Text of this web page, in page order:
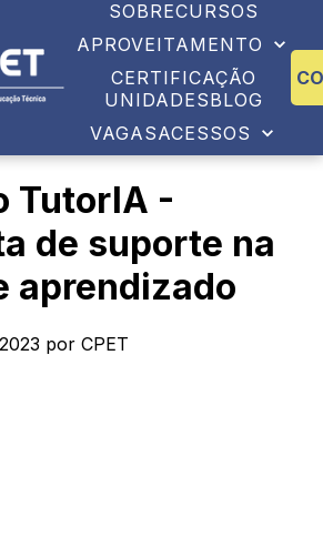
SOBRECURSOS
APROVEITAMENTO
CERTIFICAÇÃO
UNIDADESBLOG
VAGASACESSOS
TutorIA -
de suporte na
aprendizado
por CPET